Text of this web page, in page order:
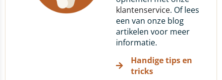
klantenservice. Of lees
een van onze blog
artikelen voor meer
informatie.
Handige tips en
tricks